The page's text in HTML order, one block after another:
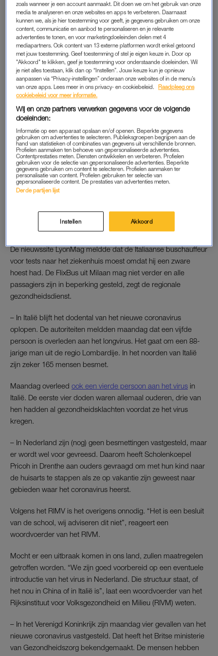
zijn in de provincie Hubei, waar het virus in december opdook.
De Chinese autoriteiten maakten dinsdag ook melding van 406
nieuwe besmettingen, wat er voor het eerst minder zijn dan in
de rest van de wereld (437).
DINSDAG 25 FEBRUARI
– De Iraanse onderminister Iraj Hairirchi van Volksgezondheid
heeft het coronavirus onder de leden. In een videoboodschap
zei hij dat hij “sinds gisteren ook een ‘coroner’ is”. Op het
internet verschenen al beelden van een hevig zwetende
Hairirchi tijdens een bijeenkomst. In Iran is de ziekte tot nu toe
bij 95 mensen vastgesteld. Zestien van hen zijn aan de
gevolgen overleden.
MAANDAG 24 FEBRUARI
De nieuwssite LyonMag meldde dat de Italiaanse buschauffeur
voor tests naar het ziekenhuis moest omdat hij een zware
hoest had. De FlixBus uit Milaan mag niet verder en alle
passagiers zijn in beperking gesteld, zegt de regionale
gezondheidsdienst.
– In Italië blijft het dodental van het nieuwe coronavirus
oplopen. De autoriteiten meldden maandag dat een vijfde
persoon is overleden aan het longvirus. Het gaat om een 88-
jarige man uit de regio Lombardije. In het noorden van Italië
zijn zeker 165 mensen besmet.
Maandag overleed ook een vierde persoon aan het virus in
Italië. De eerste vier doden waren allemaal ouderen, drie van
hen hadden al gezondheidsklachten voordat ze het virus
kregen.
– In Nederland zijn (nog) geen besmettingen vastgesteld, maar
er wordt wel voor gevreesd. Daarom heeft Scholenkoepel
Pricoh in Drenthe aan ouders gevraagd om met hun kind naar
de huisarts te stappen als ze op vakantie zijn geweest naar
gebieden waar het coronavirus heerst.
Volgens het RIMV is het overigens onnodig. “Het is een besluit
van de school, wij adviseren dit niet”, reageert een
woordvoerder van het RIVM.
Mocht er een uitbraak komen in ons land, zullen maatregelen
getroffen worden. “We zijn goed voorbereid op een eventuele
introductie van het virus in Nederland. Die structuur staat, of
het nou in China of in Italië is”, laat een woordvoerder van het
Rijksinstituut voor Volksgezondheid en Milieu (RIVM) weten.
– In het Verenigd Koninkrijk zijn maandag vier gevallen van het
nieuwe coronavirus vastgesteld. Dat heeft het Britse ministerie
van Gezondheidszorg bekendgemaakt. De mensen hebben
zoals wanneer je een account aanmaakt. Dit doen we om het gebruik van onze
media te analyseren en onze websites en apps te verbeteren. Daarnaast
kunnen we, als je hier toestemming voor geeft, je gegevens gebruiken om onze
content, communicatie en aanbod te personaliseren en je relevante
advertenties te tonen, en voor marketingdoeleinden delen met 4
mediapartners. Ook content van 13 externe platformen wordt enkel getoond
met jouw toestemming. Geef toestemming of stel je eigen keuze in. Door op
"Akkoord" te klikken, geef je toestemming voor onderstaande doeleinden. Wil
je niet alles toestaan, klik dan op “Instellen”. Jouw keuze kun je opnieuw
aanpassen via “Privacy-instellingen” onderaan onze websites of in de menu’s
van onze apps. Lees meer in ons privacy- en cookiebeleid.
Raadpleeg ons
cookiebeleid voor meer informatie.
Wij en onze partners verwerken gegevens voor de volgende
doeleinden:
Informatie op een apparaat opslaan en/of openen. Beperkte gegevens
gebruiken om advertenties te selecteren. Publieksgroepen begrijpen aan de
hand van statistieken of combinaties van gegevens uit verschillende bronnen.
Profielen aanmaken ten behoeve van gepersonaliseerde advertenties.
Contentprestaties meten. Diensten ontwikkelen en verbeteren. Profielen
gebruiken voor de selectie van gepersonaliseerde advertenties. Beperkte
gegevens gebruiken om content te selecteren. Profielen aanmaken ter
personalisatie van content. Profielen gebruiken ter selectie van
gepersonaliseerde content. De prestaties van advertenties meten.
Derde partijen lijst
Instellen Akkoord